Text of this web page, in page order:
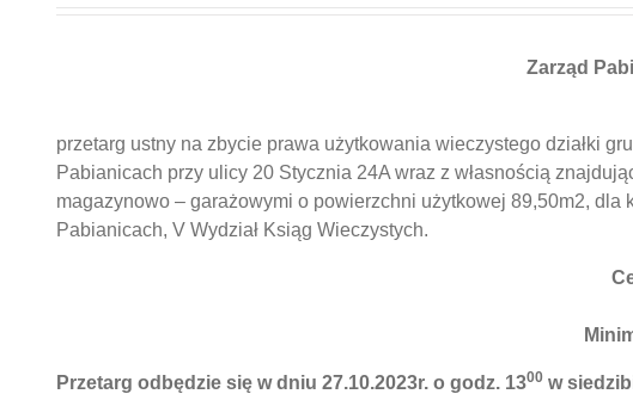
Zarząd
przetarg ustny na zbycie prawa użytkowania wieczystego działki
Pabianicach przy ulicy 20 Stycznia 24A wraz z własnością
magazynowo – garażowymi o powierzchni użytkowej 89,50m2,
Pabianicach, V Wydział Ksiąg Wieczystych.
Przetarg odbędzie się w dniu 27.10.2023r. o godz. 1300 w